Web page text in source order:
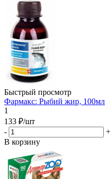
Быстрый просмотр
Фармакс: Рыбий жир, 100мл
1
133 ₽/шт
-
+
В корзину